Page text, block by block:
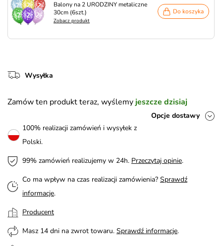
Balony na 2 URODZINY metaliczne
30cm (6szt.)
Zobacz produkt
Do koszyka
Wysyłka
Zamów ten produkt teraz, wyślemy jeszcze dzisiaj
Opcje dostawy
100% realizacji zamówień i wysyłek z
Polski.
99% zamówień realizujemy w 24h. Przeczytaj opinie.
Co ma wpływ na czas realizacji zamówienia? Sprawdź
informacje.
Producent
Masz 14 dni na zwrot towaru. Sprawdź informacje.